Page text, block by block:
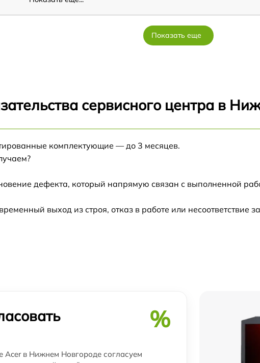
Показать еще
сервисного центра в
комплектующие — до 3 месяцев.
дефекта, который напрямую связан с выполненной
выход из строя, отказ в работе или несоответствие
%
Acer в Нижнем Новгороде согласуем